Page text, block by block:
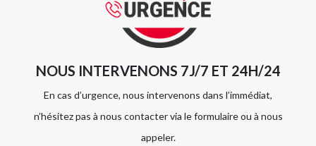
NOUS INTERVENONS 7J/7 ET 24H/24
En cas d’urgence, nous intervenons dans l’immédiat,
n’hésitez pas à nous contacter via le formulaire ou à nous
appeler.